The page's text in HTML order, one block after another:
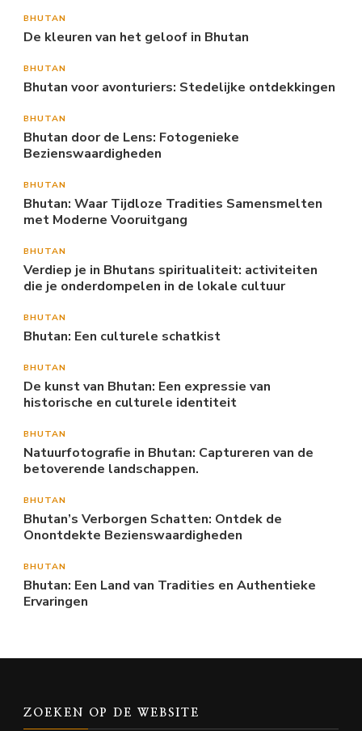
BHUTAN
De kleuren van het geloof in Bhutan
BHUTAN
Bhutan voor avonturiers: Stedelijke ontdekkingen
BHUTAN
Bhutan door de Lens: Fotogenieke
Bezienswaardigheden
BHUTAN
Bhutan: Waar Tijdloze Tradities Samensmelten
met Moderne Vooruitgang
BHUTAN
Verdiep je in Bhutans spiritualiteit: activiteiten
die je onderdompelen in de lokale cultuur
BHUTAN
Bhutan: Een culturele schatkist
BHUTAN
De kunst van Bhutan: Een expressie van
historische en culturele identiteit
BHUTAN
Natuurfotografie in Bhutan: Captureren van de
betoverende landschappen.
BHUTAN
Bhutan’s Verborgen Schatten: Ontdek de
Onontdekte Bezienswaardigheden
BHUTAN
Bhutan: Een Land van Tradities en Authentieke
Ervaringen
ZOEKEN OP DE WEBSITE